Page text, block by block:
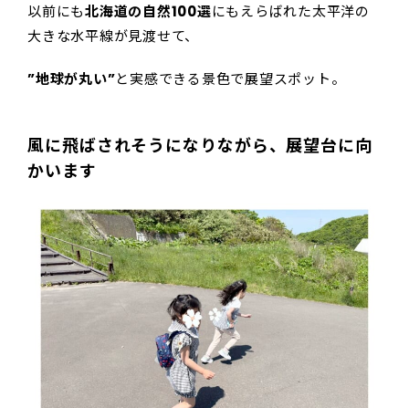
以前にも北海道の自然100選にもえらばれた太平洋の
大きな水平線が見渡せて、
”地球が丸い”と実感できる景色で展望スポット。
風に飛ばされそうになりながら、展望台に向
かいます